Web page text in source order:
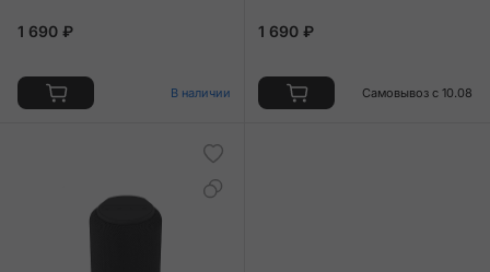
1 690 ₽
В наличии
1 690 ₽
Самовывоз с 10.08